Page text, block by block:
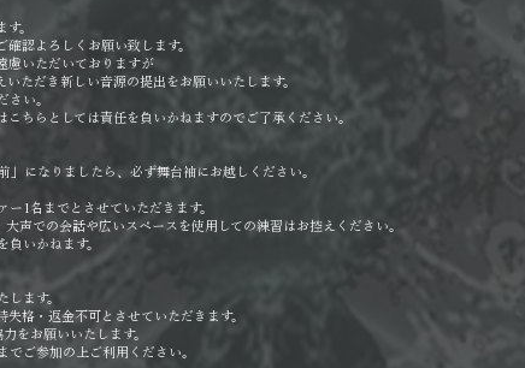
。
認よろしくお願い致します。
慮いただいておりますが
ただき新しい音源の提出をお願いいたします。
さい。
ちらとしては責任を負いかねますのでご了承ください。
」になりましたら、必ず舞台袖にお越しください。
1名までとさせていただきます。
声での会話や広いスペースを使用しての練習はお控えください。
いかねます。
ます。
格・返金不可とさせていただきます。
をお願いいたします。
でご参加の上ご利用ください。